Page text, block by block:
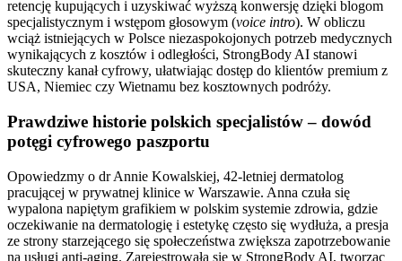
retencję kupujących i uzyskiwać wyższą konwersję dzięki blogom
specjalistycznym i wstępom głosowym (voice intro). W obliczu
wciąż istniejących w Polsce niezaspokojonych potrzeb medycznych
wynikających z kosztów i odległości, StrongBody AI stanowi
skuteczny kanał cyfrowy, ułatwiając dostęp do klientów premium z
USA, Niemiec czy Wietnamu bez kosztownych podróży.
Prawdziwe historie polskich specjalistów – dowód
potęgi cyfrowego paszportu
Opowiedzmy o dr Annie Kowalskiej, 42-letniej dermatolog
pracującej w prywatnej klinice w Warszawie. Anna czuła się
wypalona napiętym grafikiem w polskim systemie zdrowia, gdzie
oczekiwanie na dermatologię i estetykę często się wydłuża, a presja
ze strony starzejącego się społeczeństwa zwiększa zapotrzebowanie
na usługi anti-aging. Zarejestrowała się w StrongBody AI, tworząc